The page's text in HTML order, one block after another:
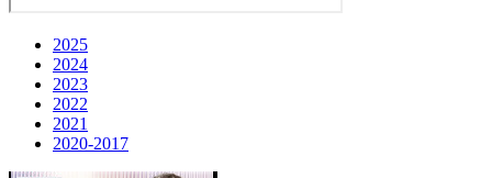
2025
2024
2023
2022
2021
2020-2017